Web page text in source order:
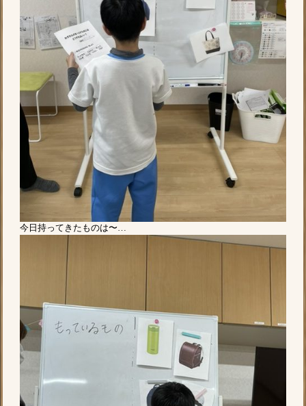
今日持ってきたものは〜…